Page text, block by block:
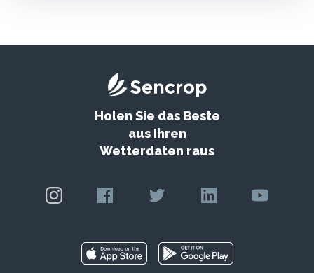
Holen Sie das Beste
aus Ihren
Wetterdaten raus